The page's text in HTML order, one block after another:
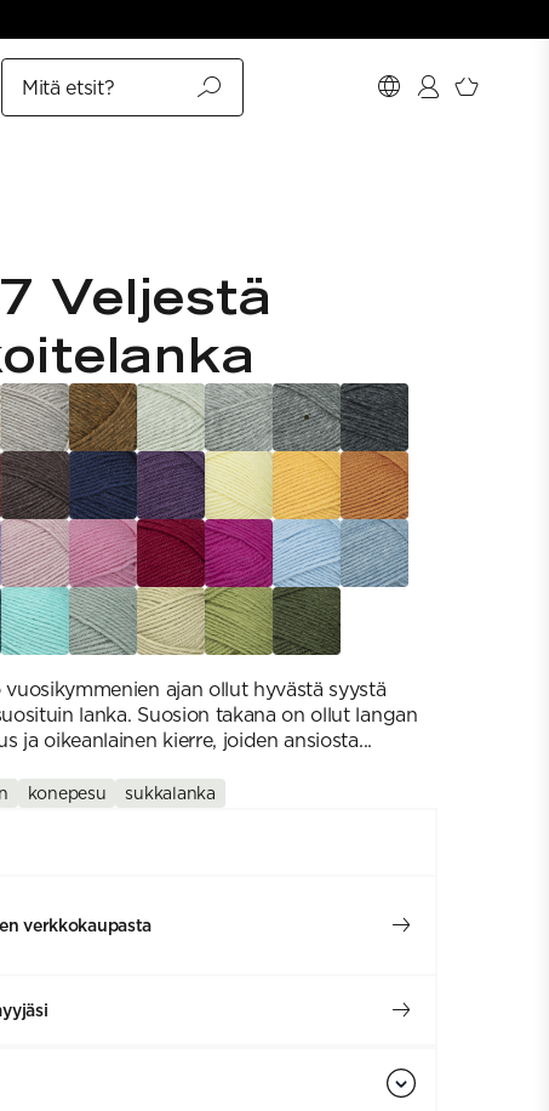
Mitä etsit?
Veljestä
ajan ollut hyvästä syystä
lanka. Suosion takana on ollut langan
ja oikeanlainen kierre, joiden ansiosta...
konepesu sukkalanka
verkkokaupasta